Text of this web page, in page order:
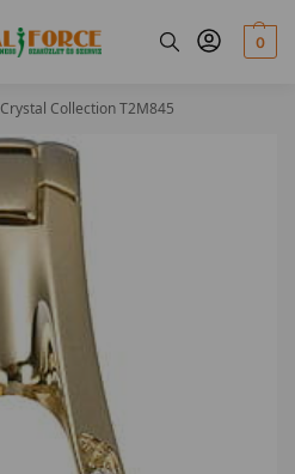
0
Crystal Collection T2M845